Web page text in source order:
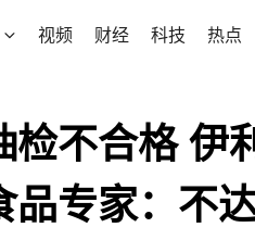
视频 财经 科技 热点
检不合格 伊
品专家：不